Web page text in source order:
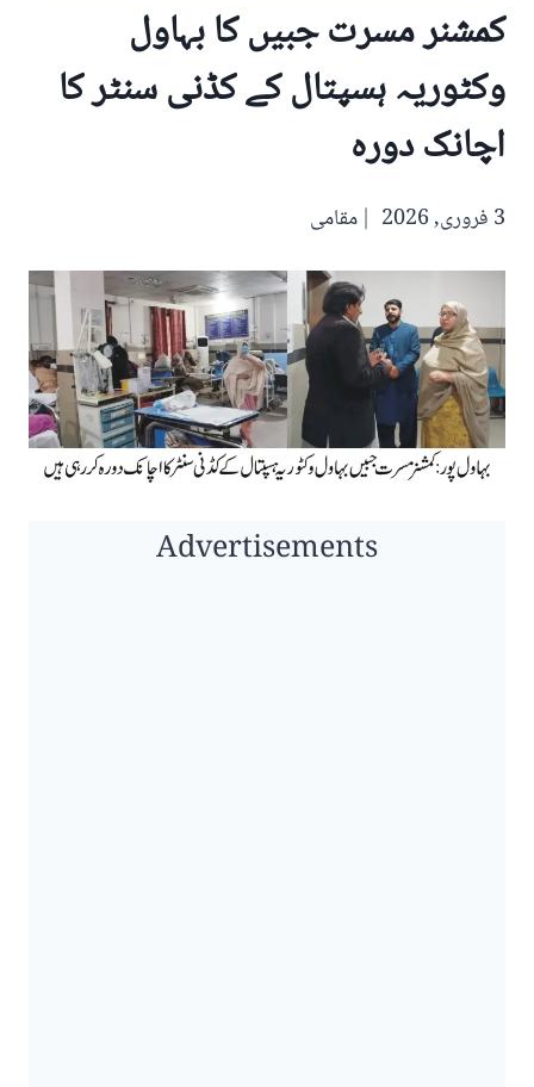
کمشنر مسرت جبیں کا بہاول
وکٹوریہ ہسپتال کے کڈنی سنٹر کا
اچانک دورہ
3 فروری, 2026 مقامی
Advertisements